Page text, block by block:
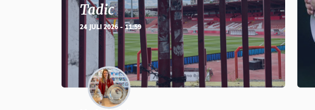
Tadic
24 JULI 2026 - 11:59